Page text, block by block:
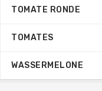
TOMATE RONDE
TOMATES
WASSERMELONE